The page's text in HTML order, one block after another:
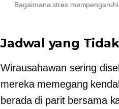
Bagaimana stres
Jadwal yang
Wirausahawan sering
mereka memegang
berada di parit bersama